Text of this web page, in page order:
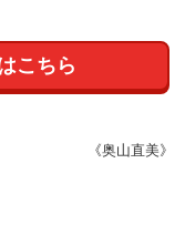
こちら
《奥山直美》